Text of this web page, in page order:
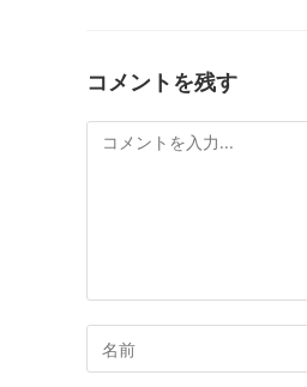
を
む
コメントを残す
メ